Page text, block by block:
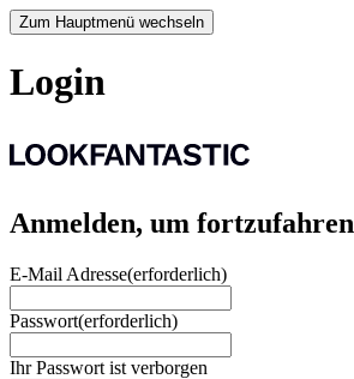
Zum Hauptmenü wechseln
Login
Anmelden, um fortzufahren
E-Mail Adresse(erforderlich)
Passwort(erforderlich)
Ihr Passwort ist verborgen